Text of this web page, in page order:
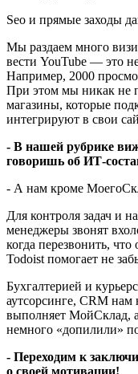
Seo и прямые заходы
Мы раздаем много
вести YouTube — это
Например, 2000
При этом мы никак не
магазины, которые
интегрируют в свои
- В нашей рубрике
говоришь об ИТ-
- А нам кроме
Для контроля задач и
менеджеры звонят
когда перезвонить,
Todoist помогает не
Бухгалтерией и
аутсорсинге, CRM
выполняет МойСклад,
немного «допилили»
- Переходим к
о своей мотивации!